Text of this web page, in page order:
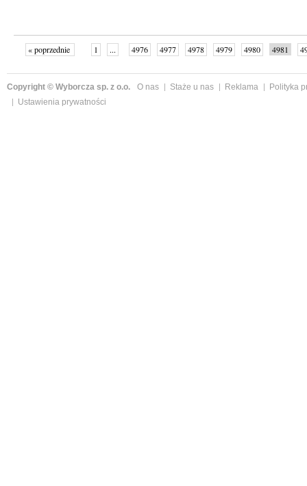
« poprzednie 1 ... 4976 4977 4978 4979 4980 4981
Copyright © Wyborcza sp. z o.o. O nas Staże u nas Reklama
Polityka
Ustawienia prywatności